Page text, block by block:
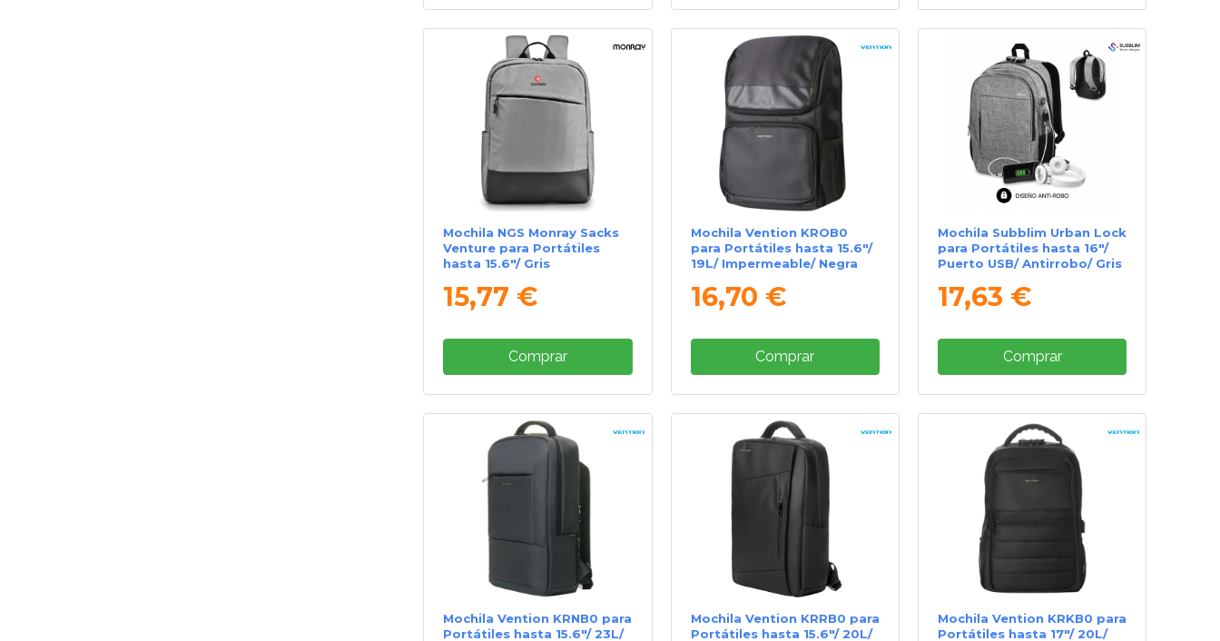
Mochila NGS Monray Sacks
Venture para Portátiles
hasta 15.6"/ Gris
15,77 €
Comprar
Mochila Vention KROB0
para Portátiles hasta 15.6"/
19L/ Impermeable/ Negra
16,70 €
Comprar
Mochila Subblim Urban Lock
para Portátiles hasta 16"/
Puerto USB/ Antirrobo/ Gris
17,63 €
Comprar
Mochila Vention KRNB0 para
Portátiles hasta 15.6"/ 23L/
Mochila Vention KRRB0 para
Portátiles hasta 15.6"/ 20L/
Mochila Vention KRKB0 para
Portátiles hasta 17"/ 20L/